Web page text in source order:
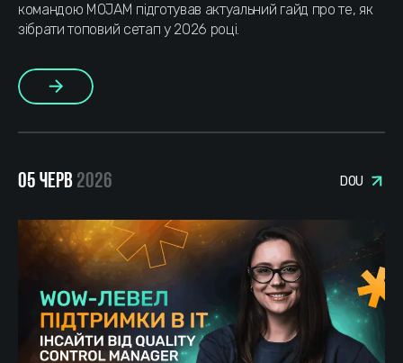
командою MOJAM підготував актуальний гайд про те, як
зібрати топовий сетап у 2026 році.
05 ЧЕРВ2026 DOU